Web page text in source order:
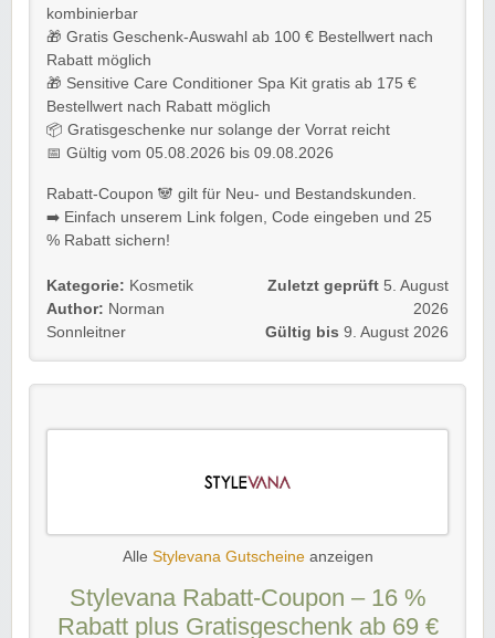
kombinierbar
🎁 Gratis Geschenk-Auswahl ab 100 € Bestellwert nach
Rabatt möglich
🎁 Sensitive Care Conditioner Spa Kit gratis ab 175 €
Bestellwert nach Rabatt möglich
📦 Gratisgeschenke nur solange der Vorrat reicht
📅 Gültig vom 05.08.2026 bis 09.08.2026
Rabatt-Coupon 🐼 gilt für Neu- und Bestandskunden.
➡️ Einfach unserem Link folgen, Code eingeben und 25
% Rabatt sichern!
Kategorie: Kosmetik
Author: Norman
Sonnleitner
Zuletzt geprüft 5. August
2026
Gültig bis 9. August 2026
Alle Stylevana Gutscheineanzeigen
Stylevana Rabatt-Coupon – 16 %
Rabatt plus Gratisgeschenk ab 69 €